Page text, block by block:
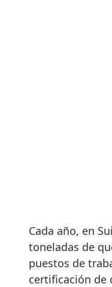
Cada año, en
toneladas de
puestos de
certificación de